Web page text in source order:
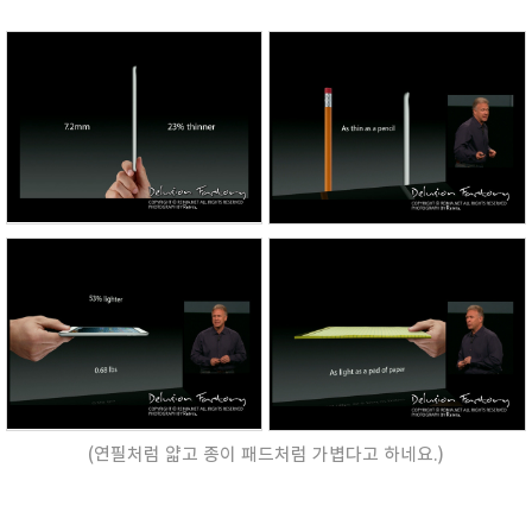
(연필처럼 얇고 종이 패드처럼 가볍다고 하네요.)